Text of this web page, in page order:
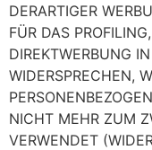
DERARTIGER
FÜR DAS
DIREKTWERBUNG
WIDERSPRECHEN,
NICHT MEHR ZUM
VERWENDET